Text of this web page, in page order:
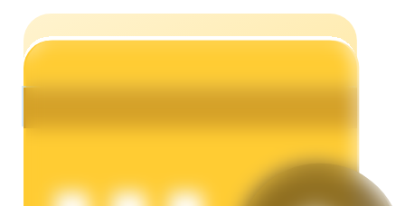
تعلم كيفية البقاء مربحة